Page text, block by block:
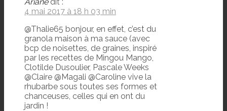
4 mai 2017 à 18 h 03 min
@Thalie65 bonjour, en effet, c’est du
granola maison à ma sauce (avec
bcp de noisettes, de graines, inspiré
par les recettes de Mingou Mango,
Clotilde Dusoulier, Pascale Weeks
@Claire @Magali @Caroline vive la
rhubarbe sous toutes ses formes et
chanceuses, celles qui en ont du
jardin !